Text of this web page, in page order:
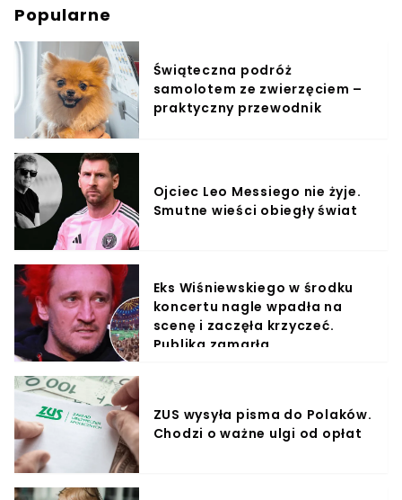
Popularne
Świąteczna podróż
samolotem ze zwierzęciem –
praktyczny przewodnik
Ojciec Leo Messiego nie żyje.
Smutne wieści obiegły świat
Eks Wiśniewskiego w środku
koncertu nagle wpadła na
scenę i zaczęła krzyczeć.
Publika zamarła
ZUS wysyła pisma do Polaków.
Chodzi o ważne ulgi od opłat